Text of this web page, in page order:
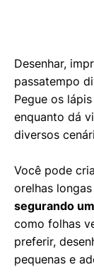
Desenhar,
passatempo
Pegue os
enquanto dá
diversos
Você pode
orelhas
segurando
como folhas
preferir,
pequenas e